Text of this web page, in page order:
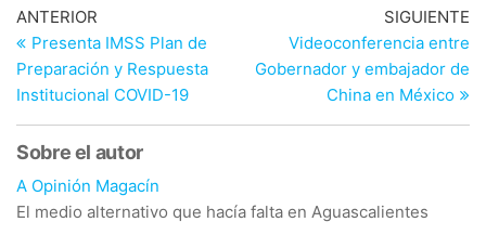
Navegación
de
entradas
Entrada
anterior
ANTERIOR
Presenta IMSS Plan de
Preparación y Respuesta
Institucional COVID-19
SIGUIENTE
Videoconferencia entre
Gobernador y embajador de
China en México
Sobre el autor
A Opinión Magacín
El medio alternativo que hacía falta en Aguascalientes